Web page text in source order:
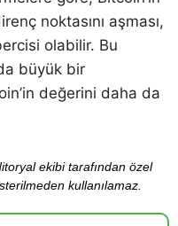
noktasını aşması,
olabilir. Bu
büyük bir
değerini daha da
ekibi tarafından özel
kullanılamaz.